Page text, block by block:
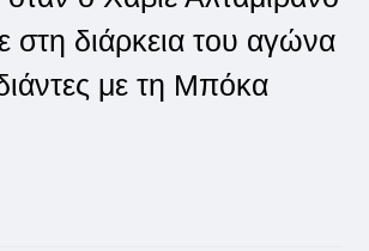
στη διάρκεια του αγώνα
με τη Μπόκα